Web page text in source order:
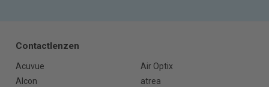
Contactlenzen
Acuvue
Air Optix
Alcon
atrea